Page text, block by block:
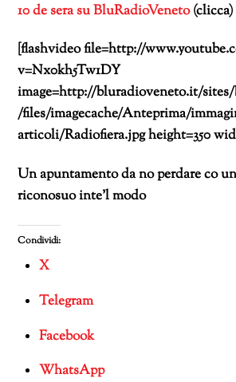
10 de sera su BluRadioVeneto(clicca)
[flashvideo file=http://
v=Nx0kh5Tw1DY
image=http://bluradioveneto.it/
/files/imagecache/Anteprima/
articoli/Radiofiera.jpg height=350
Un apuntamento da no perdare co
riconosuo inte’l modo
Condividi:
X
Telegram
Facebook
WhatsApp